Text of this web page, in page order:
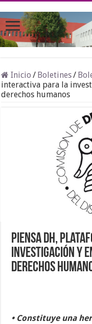
Inicio / Boletines/
interactiva para la
derechos humanos
PIENSA DH,
investigación y
derechos
• Constituye una